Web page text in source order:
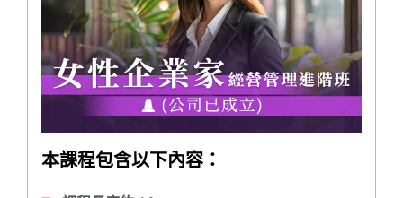
本課程包含以下內容：